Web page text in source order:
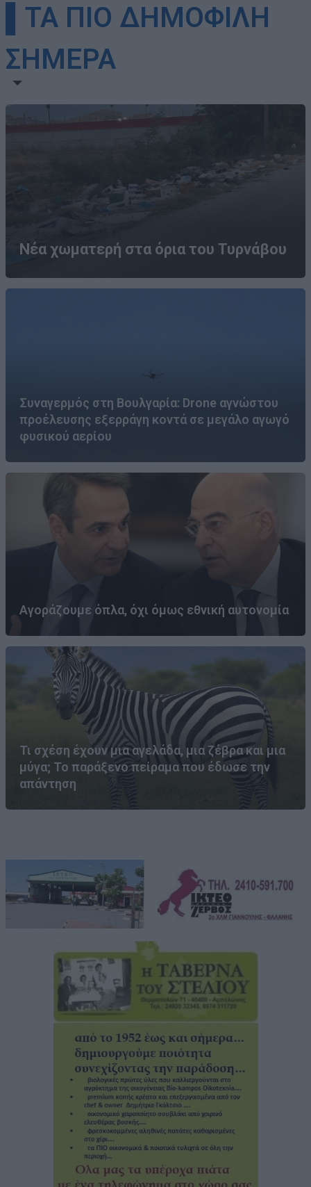
▌ΤΑ ΠΙΟ ΔΗΜΟΦΙΛΗ
ΣΗΜΕΡΑ
Νέα χωματερή στα όρια του Τυρνάβου
Συναγερμός στη Βουλγαρία: Drone αγνώστου
προέλευσης εξερράγη κοντά σε μεγάλο αγωγό
φυσικού αερίου
Αγοράζουμε όπλα, όχι όμως εθνική αυτονομία
Τι σχέση έχουν μια αγελάδα, μια ζέβρα και μια
μύγα; Το παράξενο πείραμα που έδωσε την
απάντηση